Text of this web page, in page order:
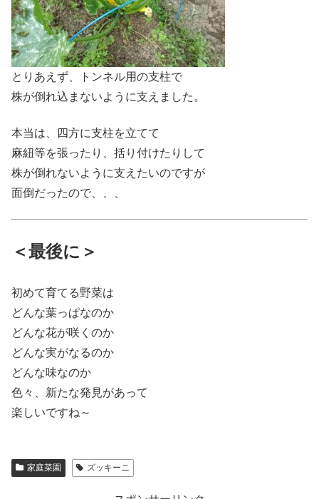
とりあえず、トンネル用の支柱で
株が倒れ込まないように支えました。
本当は、四方に支柱を立てて
麻紐等を張ったり、括り付けたりして
株が倒れないように支えたいのですが
面倒だったので、、、
＜最後に＞
初めて育てる野菜は
どんな葉っぱなのか
どんな花が咲くのか
どんな実がなるのか
どんな味なのか
色々、新たな発見があって
楽しいですね～
家庭菜園 ズッキーニ